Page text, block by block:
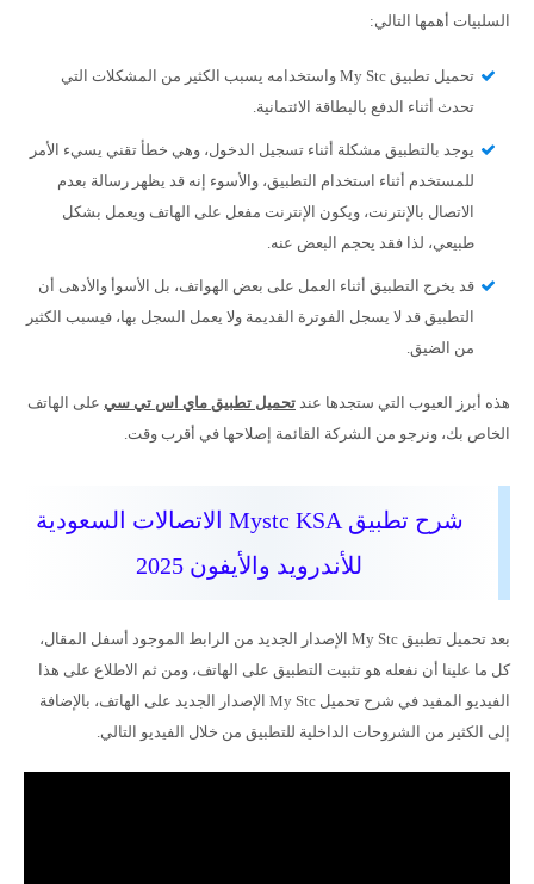
السلبيات أهمها التالي:
تحميل تطبيق My Stc واستخدامه يسبب الكثير من المشكلات التي
تحدث أثناء الدفع بالبطاقة الائتمانية.
يوجد بالتطبيق مشكلة أثناء تسجيل الدخول، وهي خطأ تقني يسيء الأمر
للمستخدم أثناء استخدام التطبيق، والأسوء إنه قد يظهر رسالة بعدم
الاتصال بالإنترنت، ويكون الإنترنت مفعل على الهاتف ويعمل بشكل
طبيعي، لذا فقد يحجم البعض عنه.
قد يخرج التطبيق أثناء العمل على بعض الهواتف، بل الأسوأ والأدهى أن
التطبيق قد لا يسجل الفوترة القديمة ولا يعمل السجل بها، فيسبب الكثير
من الضيق.
هذه أبرز العيوب التي ستجدها عند تحميل تطبيق ماي اس تي سي على الهاتف
الخاص بك، ونرجو من الشركة القائمة إصلاحها في أقرب وقت.
شرح تطبيق Mystc KSA الاتصالات السعودية
للأندرويد والأيفون 2025
بعد تحميل تطبيق My Stc الإصدار الجديد من الرابط الموجود أسفل المقال،
كل ما علينا أن نفعله هو تثبيت التطبيق على الهاتف، ومن ثم الاطلاع على هذا
الفيديو المفيد في شرح تحميل My Stc الإصدار الجديد على الهاتف، بالإضافة
إلى الكثير من الشروحات الداخلية للتطبيق من خلال الفيديو التالي.